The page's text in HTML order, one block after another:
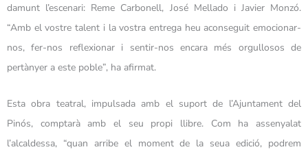
damunt l’escenari: Reme Carbonell, José Mellado i Javier Monzó.
“Amb el vostre talent i la vostra entrega heu aconseguit emocionar-
nos, fer-nos reflexionar i sentir-nos encara més orgullosos de
pertànyer a este poble”, ha afirmat.
Esta obra teatral, impulsada amb el suport de l’Ajuntament del
Pinós, comptarà amb el seu propi llibre. Com ha assenyalat
l’alcaldessa, “quan arribe el moment de la seua edició, podrem